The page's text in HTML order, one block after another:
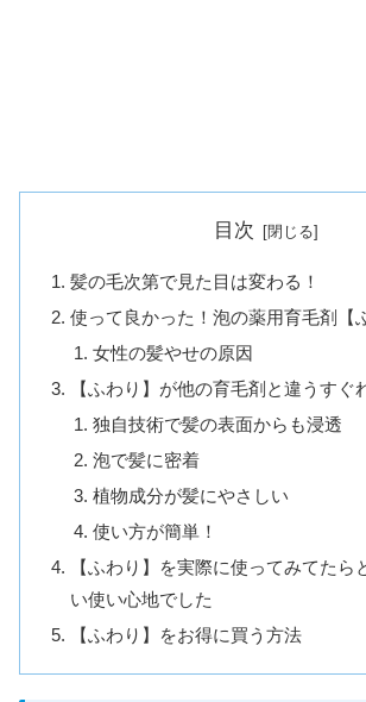
目次
髪の毛次第で見た目は変わる！
使って良かった！泡の薬用育毛剤【
女性の髪やせの原因
【ふわり】が他の育毛剤と違うすぐ
独自技術で髪の表面からも浸透
泡で髪に密着
植物成分が髪にやさしい
使い方が簡単！
【ふわり】を実際に使ってみてたら
い使い心地でした
【ふわり】をお得に買う方法